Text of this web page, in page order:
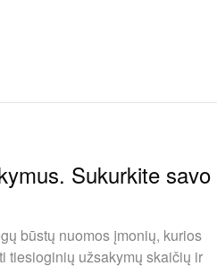
Sukurkite savo
būstų nuomos įmonių, kurios
tiesioginių užsakymų skaičių ir